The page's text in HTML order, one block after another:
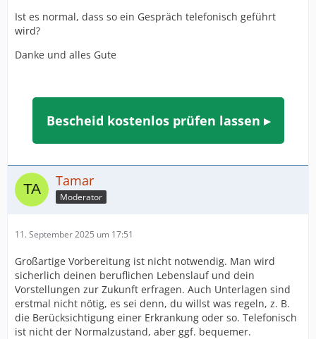
Ist es normal, dass so ein Gespräch telefonisch geführt
wird?
Danke und alles Gute
Bescheid kostenlos prüfen lassen ▸
Tamar
Moderator
11. September 2025 um 17:51
Großartige Vorbereitung ist nicht notwendig. Man wird
sicherlich deinen beruflichen Lebenslauf und dein
Vorstellungen zur Zukunft erfragen. Auch Unterlagen sind
erstmal nicht nötig, es sei denn, du willst was regeln, z. B.
die Berücksichtigung einer Erkrankung oder so. Telefonisch
ist nicht der Normalzustand, aber ggf. bequemer.